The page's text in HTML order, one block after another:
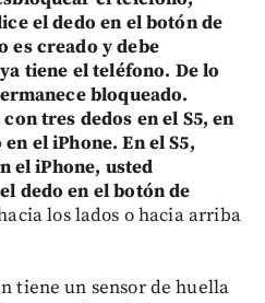
el dedo en el botón de
es creado y debe
tiene el teléfono. De lo
bloqueado.
tres dedos en el S5, en
el iPhone. En el S5,
el iPhone, usted
dedo en el botón de
los lados o hacia arriba
tiene un sensor de huella